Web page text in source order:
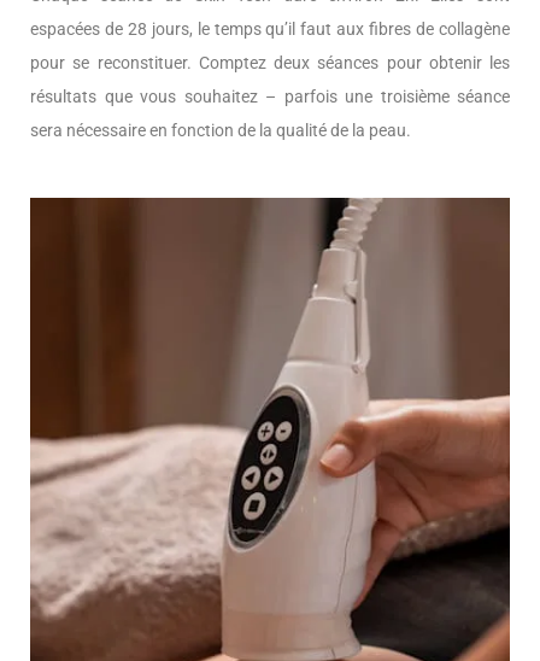
espacées de 28 jours, le temps qu’il faut aux fibres de collagène
pour se reconstituer. Comptez deux séances pour obtenir les
résultats que vous souhaitez – parfois une troisième séance
sera nécessaire en fonction de la qualité de la peau.